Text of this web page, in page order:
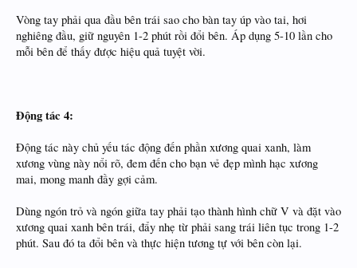
Vòng tay phải qua đầu bên trái sao cho bàn tay úp vào tai, hơi
nghiêng đầu, giữ nguyên 1-2 phút rồi đổi bên. Áp dụng 5-10 lần cho
mỗi bên để thấy được hiệu quả tuyệt vời.
Động tác 4:
Động tác này chủ yếu tác động đến phần xương quai xanh, làm
xương vùng này nổi rõ, đem đến cho bạn vẻ đẹp mình hạc xương
mai, mong manh đầy gợi cảm.
Dùng ngón trỏ và ngón giữa tay phải tạo thành hình chữ V và đặt vào
xương quai xanh bên trái, đẩy nhẹ từ phải sang trái liên tục trong 1-2
phút. Sau đó ta đổi bên và thực hiện tương tự với bên còn lại.